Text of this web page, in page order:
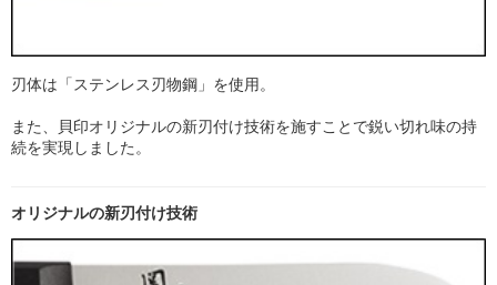
刃体は「ステンレス刃物鋼」を使用。
また、貝印オリジナルの新刃付け技術を施すことで鋭い切れ味の持
続を実現しました。
オリジナルの新刃付け技術